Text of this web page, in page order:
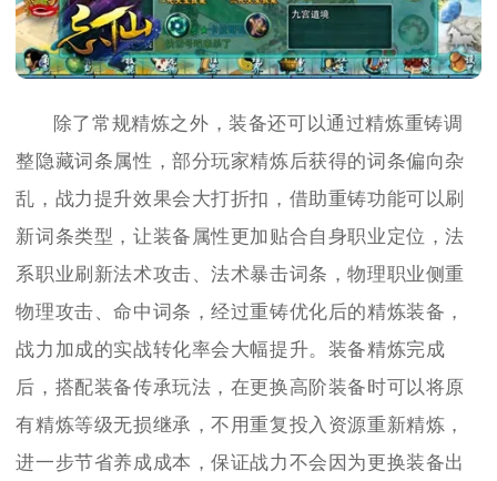
除了常规精炼之外，装备还可以通过精炼重铸调
整隐藏词条属性，部分玩家精炼后获得的词条偏向杂
乱，战力提升效果会大打折扣，借助重铸功能可以刷
新词条类型，让装备属性更加贴合自身职业定位，法
系职业刷新法术攻击、法术暴击词条，物理职业侧重
物理攻击、命中词条，经过重铸优化后的精炼装备，
战力加成的实战转化率会大幅提升。装备精炼完成
后，搭配装备传承玩法，在更换高阶装备时可以将原
有精炼等级无损继承，不用重复投入资源重新精炼，
进一步节省养成成本，保证战力不会因为更换装备出